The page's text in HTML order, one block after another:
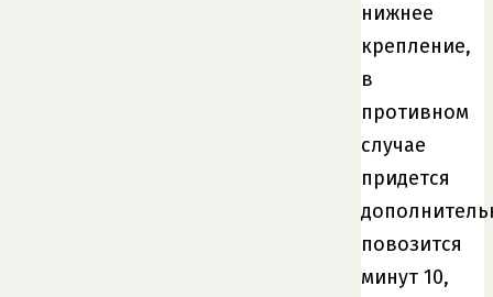
нижнее
крепление,
в
противном
случае
придется
повозится
минут 10,